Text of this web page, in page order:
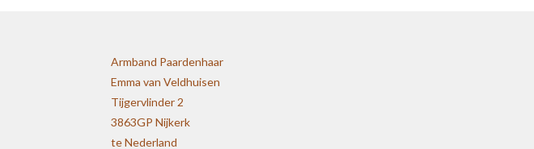
Armband Paardenhaar
Emma van Veldhuisen
Tijgervlinder 2
3863GP Nijkerk
te Nederland